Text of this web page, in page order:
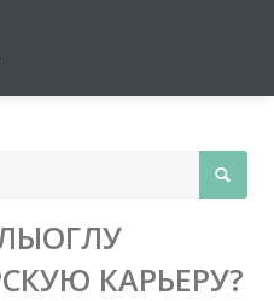
КАРЬЕРУ?